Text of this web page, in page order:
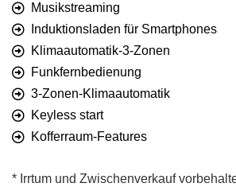
Musikstreaming
Induktionsladen für Smartphones
Klimaautomatik-3-Zonen
Funkfernbedienung
3-Zonen-Klimaautomatik
Keyless start
Kofferraum-Features
* Irrtum und Zwischenverkauf